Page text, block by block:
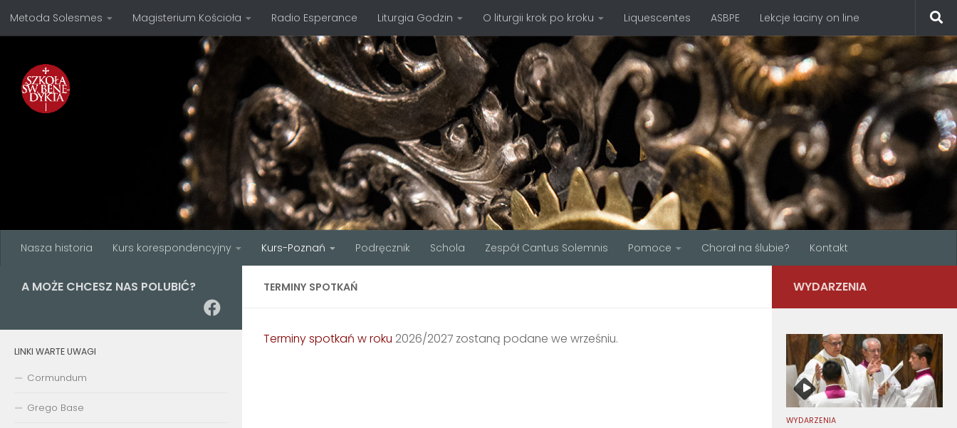
Przejdź do treści
Metoda Solesmes Magisterium Kościoła Radio Esperance Liturgia Godzin O liturgii krok po kroku Liquescentes ASBPE Lekcje łaciny on line
Nasza historia Kurs korespondencyjny Kurs-Poznań Podręcznik Schola Zespół Cantus Solemnis Pomoce Chorał na ślubie? Kontakt
TERMINY SPOTKAŃ
Terminy spotkań w roku 2026/2027 zostaną podane we wrześniu.
A MOŻE CHCESZ NAS POLUBIĆ?
LINKI WARTE UWAGI
Cormundum
Grego Base
WYDARZENIA
WYDARZENIA